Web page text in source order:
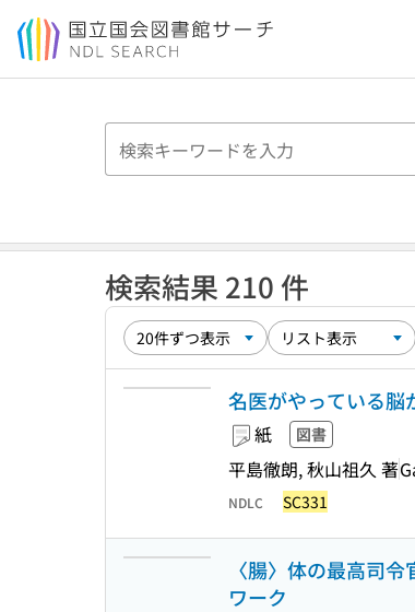
本文へ移動
検索結果 210 件
名医がやっている脳
紙 図書
平島徹朗, 秋山祖久 著
NDLC SC331
〈腸〉体の最高司
ワーク